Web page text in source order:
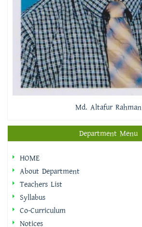
Md. Altafur Rahman
Department Menu
HOME
About Department
Teachers List
Syllabus
Co-Curriculum
Notices